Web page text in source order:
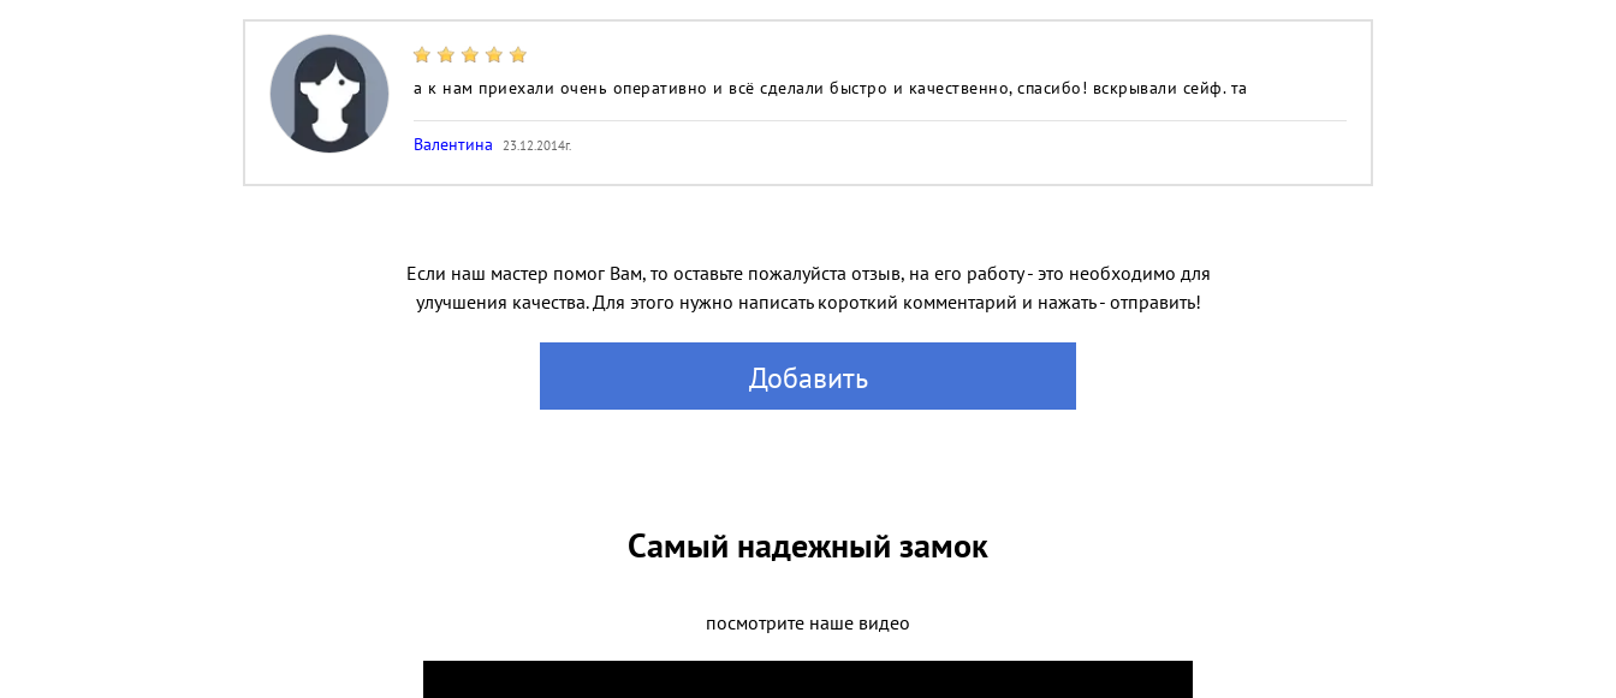
а к нам приехали очень оперативно и всё сделали быстро и качественно, спасибо! вскрывали сейф. та
Валентина 23.12.2014г.
Если наш мастер помог Вам, то оставьте пожалуйста отзыв, на его работу - это необходимо для
улучшения качества. Для этого нужно написать короткий комментарий и нажать - отправить!
Добавить
Самый надежный замок
посмотрите наше видео